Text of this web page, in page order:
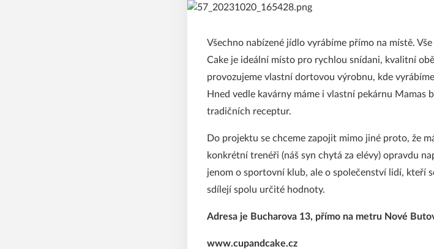
Všechno nabízené jídlo vyrábíme přímo na místě.
Cake je ideální místo pro rychlou snídani, kvalitní
provozujeme vlastní dortovou výrobnu, kde
Hned vedle kavárny máme i vlastní pekárnu Mamas
tradičních receptur.
Do projektu se chceme zapojit mimo jiné proto, že
konkrétní trenéři (náš syn chytá za elévy) opravdu
jenom o sportovní klub, ale o společenství lidí, kteří
sdílejí spolu určité hodnoty.
Adresa je Bucharova 13, přímo na metru Nové
www.cupandcake.cz